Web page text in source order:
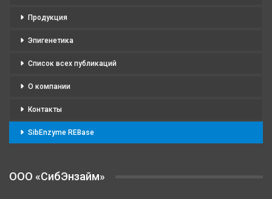
Продукция
Эпигенетика
Список всех публикаций
О компании
Контакты
SibEnzyme REBase
OOO «СибЭнзайм»